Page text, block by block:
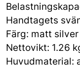
Handtagets
Färg: matt silver
Nettovikt: 1.26
Huvudmaterial: